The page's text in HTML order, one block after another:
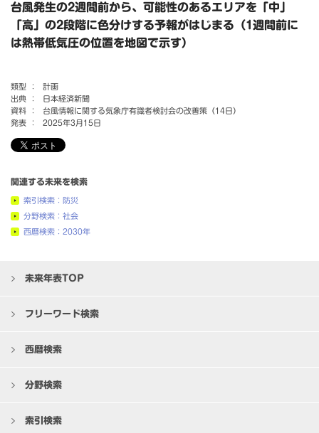
台風発生の2週間前から、可能性のあるエリアを「中」
「高」の2段階に色分けする予報がはじまる（1週間前に
は熱帯低気圧の位置を地図で示す）
類型 ：
計画
出典 ：
日本経済新聞
資料 ：
台風情報に関する気象庁有識者検討会の改善策（14日）
発表 ：
2025年3月15日
関連する未来を検索
索引検索：防災
分野検索：社会
西暦検索：2030年
未来年表TOP
フリーワード検索
西暦検索
分野検索
索引検索